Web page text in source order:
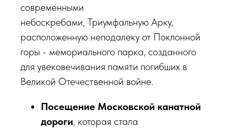
современными
небоскребами, Триумфальную Арку,
расположенную неподалеку от Поклонной
горы - мемориального парка, созданного
для увековечивания памяти погибших в
Великой Отечественной войне.
Посещение Московской канатной
дороги, которая стала